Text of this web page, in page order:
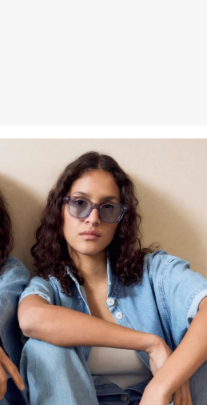
chránit a obnovovat životní
podporuje zemědělské
a ekonomického hlediska
udržitelnějších zemědělských
systémem hmotnostní bilance, a
obsahovat. Další informace